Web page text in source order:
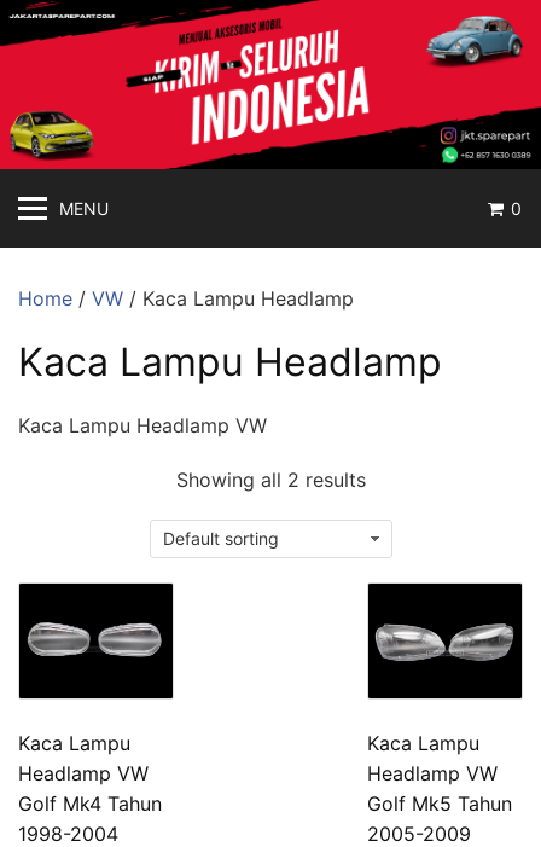
Langsung
ke
jakartasparepart
Online
MENU 0
Home / VW / Kaca Lampu Headlamp
Kaca Lampu Headlamp
Kaca Lampu Headlamp VW
Showing all 2 results
Kaca Lampu
Headlamp VW
Golf Mk4 Tahun
1998-2004
Kaca Lampu
Headlamp VW
Golf Mk5 Tahun
2005-2009